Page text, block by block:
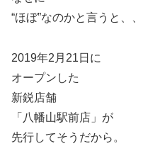
“ほぼ”なのかと言うと、、
2019年2月21日に
オープンした
新鋭店舗
「八幡山駅前店」が
先行してそうだから。